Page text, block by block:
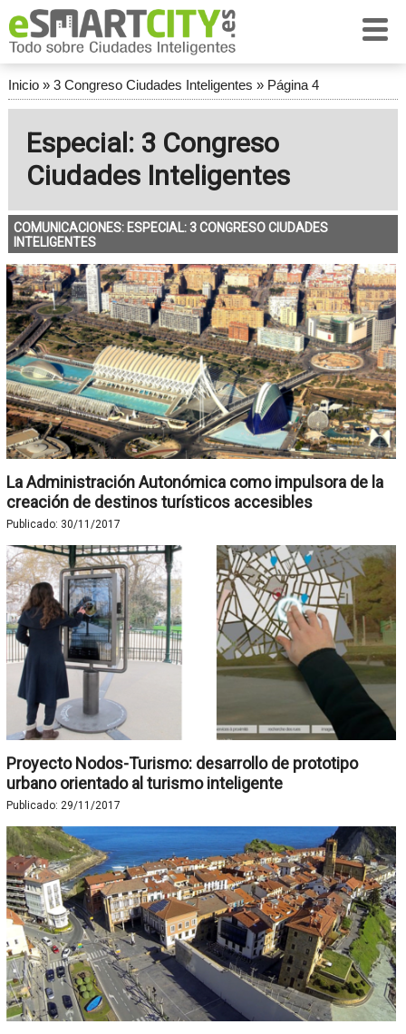
Inicio» 3 Congreso Ciudades Inteligentes » Página 4
Especial: 3 Congreso
Ciudades Inteligentes
COMUNICACIONES: ESPECIAL: 3 CONGRESO CIUDADES
INTELIGENTES
La Administración Autonómica como impulsora de la
creación de destinos turísticos accesibles
Publicado: 30/11/2017
Proyecto Nodos-Turismo: desarrollo de prototipo
urbano orientado al turismo inteligente
Publicado: 29/11/2017